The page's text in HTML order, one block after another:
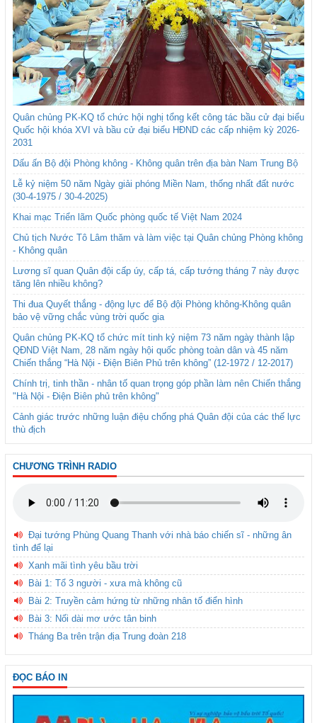
Quân chủng PK-KQ tổ chức hội nghị tổng kết công tác bầu cử đại biểu
Quốc hội khóa XVI và bầu cử đại biểu HĐND các cấp nhiệm kỳ 2026-
2031
Dấu ấn Bộ đội Phòng không - Không quân trên địa bàn Nam Trung Bộ
Lễ kỷ niệm 50 năm Ngày giải phóng Miền Nam, thống nhất đất nước
(30-4-1975 / 30-4-2025)
Khai mạc Triển lãm Quốc phòng quốc tế Việt Nam 2024
Chủ tịch Nước Tô Lâm thăm và làm việc tại Quân chủng Phòng không
- Không quân
Lương sĩ quan Quân đội cấp úy, cấp tá, cấp tướng tháng 7 này được
tăng lên nhiều không?
Thi đua Quyết thắng - động lực để Bộ đội Phòng không-Không quân
bảo vệ vững chắc vùng trời quốc gia
Quân chủng PK-KQ tổ chức mít tinh kỷ niệm 73 năm ngày thành lập
QĐND Việt Nam, 28 năm ngày hội quốc phòng toàn dân và 45 năm
Chiến thắng “Hà Nội - Điện Biên Phủ trên không” (12-1972 / 12-2017)
Chính trị, tinh thần - nhân tố quan trọng góp phần làm nên Chiến thắng
"Hà Nội - Điện Biên phủ trên không"
Cảnh giác trước những luận điệu chống phá Quân đội của các thế lực
thù địch
CHƯƠNG TRÌNH RADIO
Đại tướng Phùng Quang Thanh với nhà báo chiến sĩ - những ân
tình để lại
Xanh mãi tình yêu bầu trời
Bài 1: Tổ 3 người - xưa mà không cũ
Bài 2: Truyền cảm hứng từ những nhân tố điển hình
Bài 3: Nối dài mơ ước tân binh
Tháng Ba trên trận địa Trung đoàn 218
ĐỌC BÁO IN